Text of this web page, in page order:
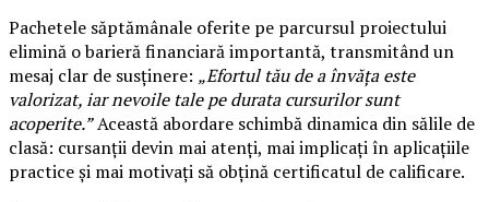
Pachetele săptămânale oferite pe parcursul proiectului
elimină o barieră financiară importantă, transmitând un
mesaj clar de susținere: „Efortul tău de a învăța este
valorizat, iar nevoile tale pe durata cursurilor sunt
acoperite.”Această abordare schimbă dinamica din sălile de
clasă: cursanții devin mai atenți, mai implicați în aplicațiile
practice și mai motivați să obțină certificatul de calificare.